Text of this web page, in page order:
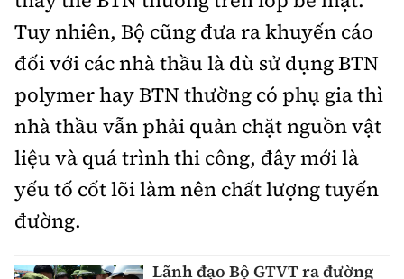
Tuy nhiên, Bộ cũng đưa ra khuyến cáo
đối với các nhà thầu là dù sử dụng BTN
polymer hay BTN thường có phụ gia thì
nhà thầu vẫn phải quản chặt nguồn vật
liệu và quá trình thi công, đây mới là
yếu tố cốt lõi làm nên chất lượng tuyến
đường.
Lãnh đạo Bộ GTVT ra đường